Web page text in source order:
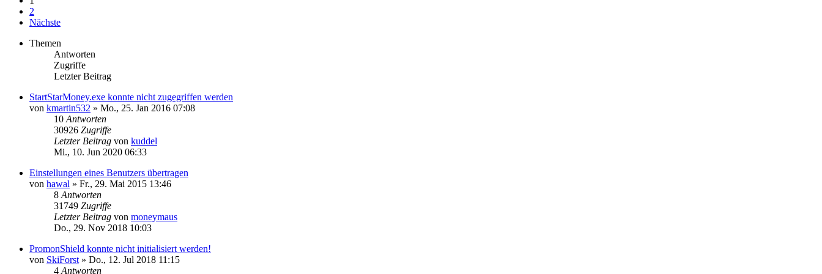
2
Nächste
Themen
Antworten
Zugriffe
Letzter Beitrag
StartStarMoney.exe konnte nicht zugegriffen werden
von kmartin532 » Mo., 25. Jan 2016 07:08
10 Antworten
30926 Zugriffe
Letzter Beitrag von kuddel
Mi., 10. Jun 2020 06:33
Einstellungen eines Benutzers übertragen
von hawal » Fr., 29. Mai 2015 13:46
8 Antworten
31749 Zugriffe
Letzter Beitrag von moneymaus
Do., 29. Nov 2018 10:03
PromonShield konnte nicht initialisiert werden!
von SkiForst » Do., 12. Jul 2018 11:15
4 Antworten